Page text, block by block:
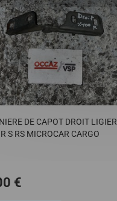
DE CAPOT DROIT LIGIER
S RS MICROCAR CARGO
€